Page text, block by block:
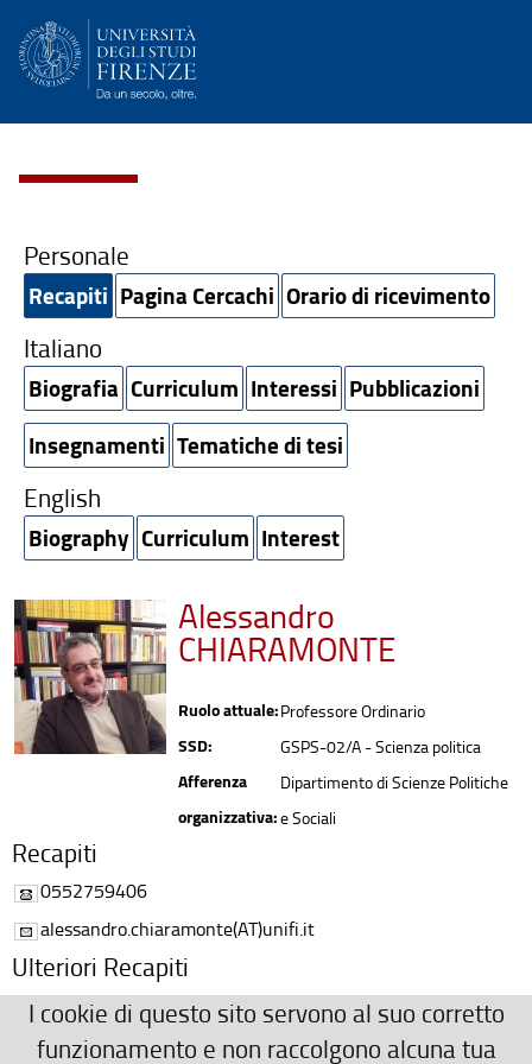
Personale
Recapiti Pagina Cercachi Orario di ricevimento
Italiano
Biografia Curriculum Interessi Pubblicazioni
Insegnamenti Tematiche di tesi
English
Biography Curriculum Interest
Alessandro
CHIARAMONTE
Ruolo attuale:Professore Ordinario
SSD: GSPS-02/A - Scienza politica
Afferenza
organizzativa:
Dipartimento di Scienze Politiche
e Sociali
Recapiti
0552759406
alessandro.chiaramonte(AT)unifi.it
Ulteriori Recapiti
Centro Italiano di Studi Elettorali (CISE)
055 2759406
I cookie di questo sito servono al suo corretto
funzionamento e non raccolgono alcuna tua